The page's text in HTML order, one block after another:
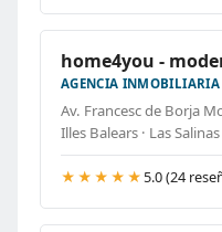
home4you -
AGENCIA INMOBILIARIA
Av. Francesc de Borja
Illes Balears · Las Salinas
★★★★★ 5.0 (24